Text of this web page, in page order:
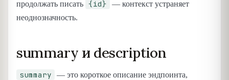
продолжать писать {id}
— контекст устраняет
неоднозначность.
summary и description
summary
— это короткое описание эндпоинта,